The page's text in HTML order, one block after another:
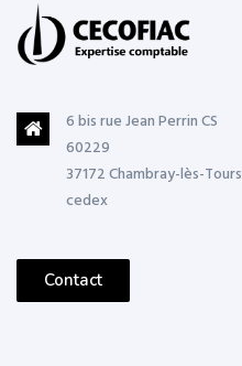
6 bis rue Jean Perrin CS
60229
37172 Chambray-lès-Tours
cedex
Contact